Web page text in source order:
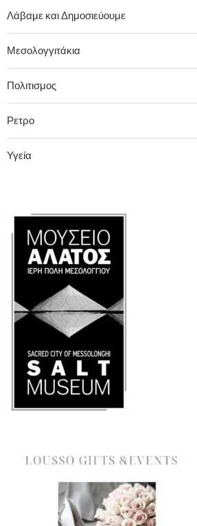
Λάβαμε και Δημοσιεύουμε
Μεσολογγιτάκια
Πολιτισμος
Ρετρο
Υγεία